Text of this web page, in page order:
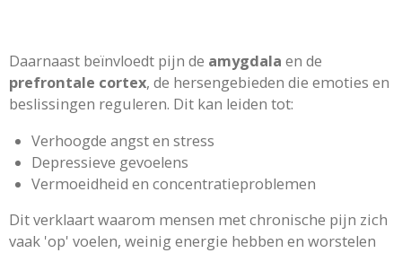
Daarnaast beïnvloedt pijn de amygdala en de
prefrontale cortex, de hersengebieden die emoties en
beslissingen reguleren. Dit kan leiden tot:
Verhoogde angst en stress
Depressieve gevoelens
Vermoeidheid en concentratieproblemen
Dit verklaart waarom mensen met chronische pijn zich
vaak 'op' voelen, weinig energie hebben en worstelen